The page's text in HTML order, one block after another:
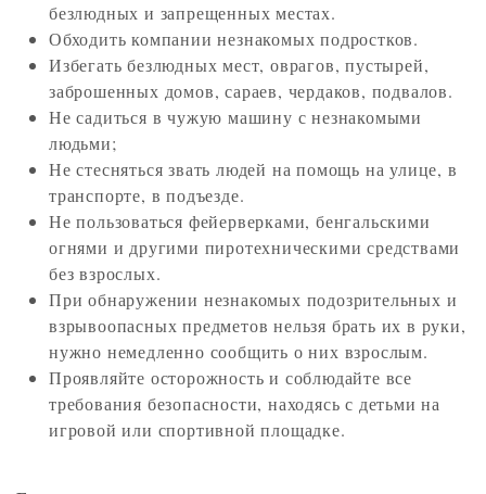
безлюдных и запрещенных местах.
Обходить компании незнакомых подростков.
Избегать безлюдных мест, оврагов, пустырей,
заброшенных домов, сараев, чердаков, подвалов.
Не садиться в чужую машину с незнакомыми
людьми;
Не стесняться звать людей на помощь на улице, в
транспорте, в подъезде.
Не пользоваться фейерверками, бенгальскими
огнями и другими пиротехническими средствами
без взрослых.
При обнаружении незнакомых подозрительных и
взрывоопасных предметов нельзя брать их в руки,
нужно немедленно сообщить о них взрослым.
Проявляйте осторожность и соблюдайте все
требования безопасности, находясь с детьми на
игровой или спортивной площадке.